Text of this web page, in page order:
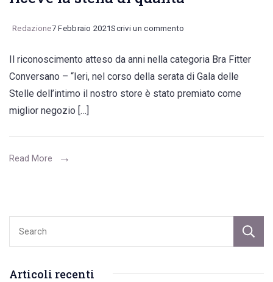
Redazione7 Febbraio 2021Scrivi un commento
Pascale:
“Non
a
Karma
Il riconoscimento atteso da anni nella categoria Bra Fitter
Conversano – “Ieri, nel corso della serata di Gala delle
Stelle dell’intimo il nostro store è stato premiato come
miglior negozio […]
Read More
Articoli recenti